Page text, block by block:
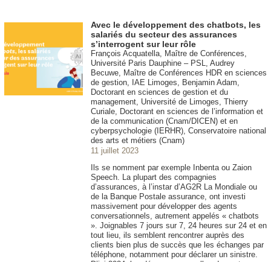
Avec le développement des chatbots, les
salariés du secteur des assurances
s’interrogent sur leur rôle
François Acquatella, Maître de Conférences,
Université Paris Dauphine – PSL, Audrey
Becuwe, Maître de Conférences HDR en sciences
de gestion, IAE Limoges, Benjamin Adam,
Doctorant en sciences de gestion et du
management, Université de Limoges, Thierry
Curiale, Doctorant en sciences de l’information et
de la communication (Cnam/DICEN) et en
cyberpsychologie (IERHR), Conservatoire national
des arts et métiers (Cnam)
11 juillet 2023
Ils se nomment par exemple Inbenta ou Zaion
Speech. La plupart des compagnies
d’assurances, à l’instar d’AG2R La Mondiale ou
de la Banque Postale assurance, ont investi
massivement pour développer des agents
conversationnels, autrement appelés « chatbots
». Joignables 7 jours sur 7, 24 heures sur 24 et en
tout lieu, ils semblent rencontrer auprès des
clients bien plus de succès que les échanges par
téléphone, notamment pour déclarer un sinistre.